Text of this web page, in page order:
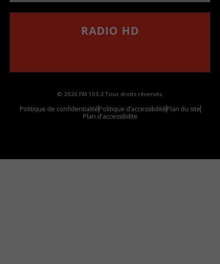
RADIO HD
© 2026 FM 103,3 Tous droits réservés.
Politique de confidentialitéPolitique d’accessibilitéPlan du site
Plan d'accessibilite